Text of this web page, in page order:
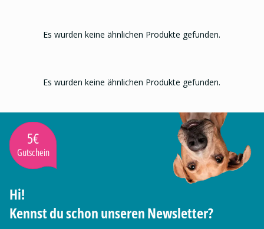
Es wurden keine ähnlichen Produkte gefunden.
Es wurden keine ähnlichen Produkte gefunden.
5€
Gutschein
Hi!
Kennst du schon unseren Newsletter?